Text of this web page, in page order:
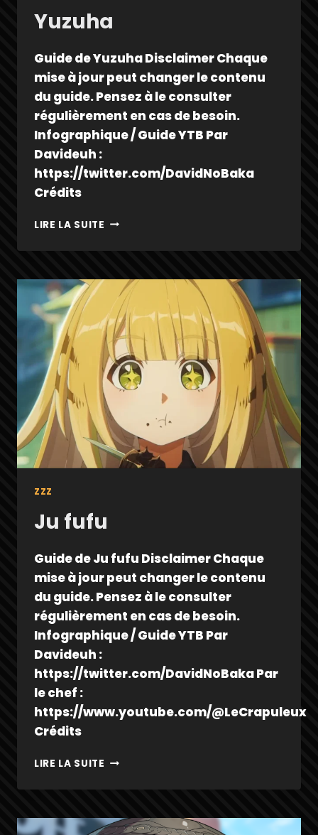
Yuzuha
Guide de Yuzuha Disclaimer Chaque
mise à jour peut changer le contenu
du guide. Pensez à le consulter
régulièrement en cas de besoin.
Infographique / Guide YTB Par
Davideuh :
https://twitter.com/DavidNoBaka
Crédits
LIRE LA SUITE YUZUHA
ZZZ
Ju fufu
Guide de Ju fufu Disclaimer Chaque
mise à jour peut changer le contenu
du guide. Pensez à le consulter
régulièrement en cas de besoin.
Infographique / Guide YTB Par
Davideuh :
https://twitter.com/DavidNoBaka Par
le chef :
https://www.youtube.com/@LeCrapuleux
Crédits
LIRE LA SUITE JU